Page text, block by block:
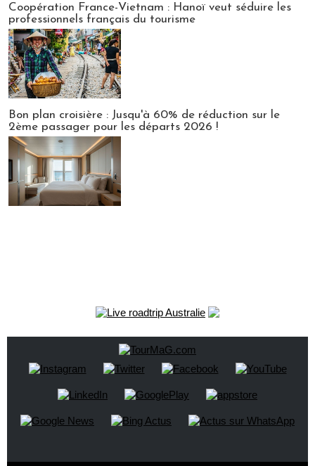
Coopération France-Vietnam : Hanoï veut séduire les
professionnels français du tourisme
Bon plan croisière : Jusqu'à 60% de réduction sur le
2ème passager pour les départs 2026 !